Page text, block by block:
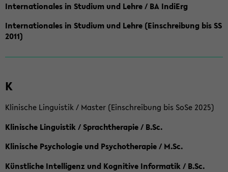
Internationales in Studium und Lehre / BA IndiErg
Internationales in Studium und Lehre (Einschreibung bis SS
2011)
K
Klinische Linguistik / Master (Einschreibung bis SoSe 2025)
Klinische Linguistik / Sprachtherapie / B.Sc.
Klinische Psychologie und Psychotherapie / M.Sc.
Künstliche Intelligenz und Kognitive Informatik / B.Sc.